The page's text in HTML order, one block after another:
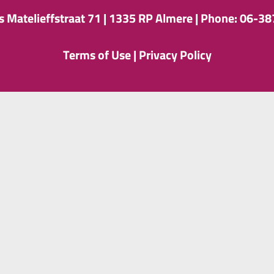
Matelieffstraat 71 |1335 RP Almere |Phone: 06-
Terms of Use|Privacy Policy